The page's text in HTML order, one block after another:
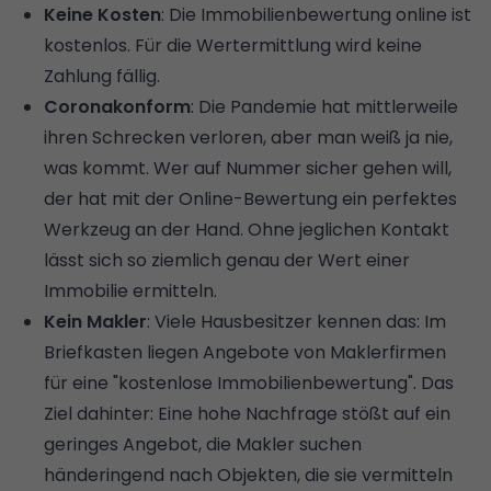
Keine Kosten: Die Immobilienbewertung online ist
kostenlos. Für die Wertermittlung wird keine
Zahlung fällig.
Coronakonform: Die Pandemie hat mittlerweile
ihren Schrecken verloren, aber man weiß ja nie,
was kommt. Wer auf Nummer sicher gehen will,
der hat mit der Online-Bewertung ein perfektes
Werkzeug an der Hand. Ohne jeglichen Kontakt
lässt sich so ziemlich genau der Wert einer
Immobilie ermitteln.
Kein Makler: Viele Hausbesitzer kennen das: Im
Briefkasten liegen Angebote von Maklerfirmen
für eine "kostenlose Immobilienbewertung". Das
Ziel dahinter: Eine hohe Nachfrage stößt auf ein
geringes Angebot, die Makler suchen
händeringend nach Objekten, die sie vermitteln